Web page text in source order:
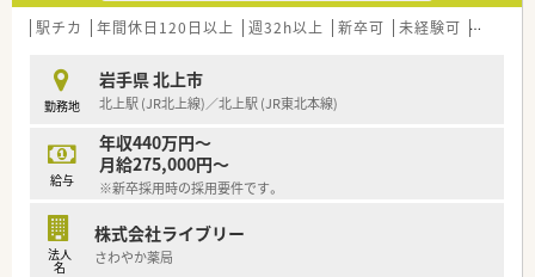
駅チカ 年間休日120日以上 週32h以上 新卒可 未経験可 ブラン
勤務地
岩手県 北上市
北上駅 (JR北上線)／北上駅 (JR東北本線)
給与
年収440万円～
月給275,000円～
※新卒採用時の採用要件です。
法人
名
株式会社ライブリー
さわやか薬局